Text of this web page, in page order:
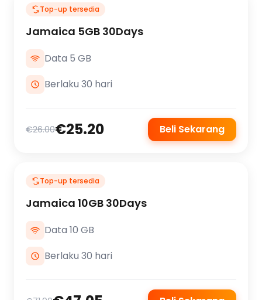
Top-up tersedia
Jamaica 5GB 30Days
Data 5 GB
Berlaku 30 hari
€26.00€25.20 Beli Sekarang
Top-up tersedia
Jamaica 10GB 30Days
Data 10 GB
Berlaku 30 hari